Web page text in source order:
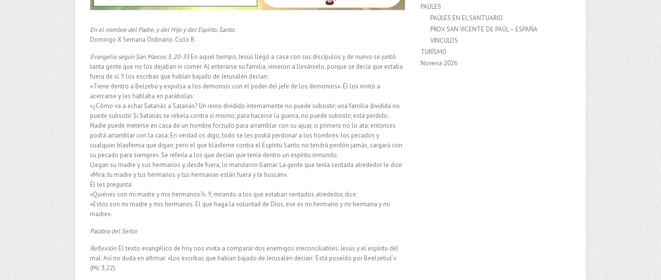
En el nombre del Padre, y del Hijo y del Espíritu Santo.
Domingo X Semana Ordinario. Ciclo B
Evangelio según San Marcos 3, 20-35En aquel tiempo, Jesús llegó a casa con sus discípulos y de nuevo se juntó
tanta gente que no los dejaban ni comer. Al enterarse su familia, vinieron a llevárselo, porque se decía que estaba
fuera de sí. Y los escribas que habían bajado de Jerusalén decían:
«Tiene dentro a Belzebú y expulsa a los demonios con el poder del jefe de los demonios». Él los invitó a
acercarse y les hablaba en parábolas:
«¿Cómo va a echar Satanás a Satanás? Un reino dividido internamente no puede subsistir; una familia dividida no
puede subsistir. Si Satanás se rebela contra sí mismo, para hacerse la guerra, no puede subsistir, está perdido.
Nadie puede meterse en casa de un hombre forzudo para arramblar con su ajuar, si primero no lo ata; entonces
podrá arramblar con la casa. En verdad os digo, todo se les podrá perdonar a los hombres: los pecados y
cualquier blasfemia que digan; pero el que blasfeme contra el Espíritu Santo no tendrá perdón jamás, cargará con
su pecado para siempre». Se refería a los que decían que tenía dentro un espíritu inmundo.
Llegan su madre y sus hermanos y, desde fuera, lo mandaron llamar. La gente que tenía sentada alrededor le dice:
«Mira, tu madre y tus hermanos y tus hermanas están fuera y te buscan».
Él les pregunta:
«Quiénes son mi madre y mis hermanos?». Y, mirando a los que estaban sentados alrededor, dice:
«Estos son mi madre y mis hermanos. El que haga la voluntad de Dios, ese es mi hermano y mi hermana y mi
madre».
Palabra del Señor
Reflexión. El texto evangélico de hoy nos invita a comparar dos enemigos irreconciliables: Jesús y el espíritu del
mal. Así no duda en afirmar: «Los escribas que habían bajado de Jerusalén decían: ‘Está poseído por Beelzebul’»
(Mc 3,22).
PAÚLES
PAÚLES EN EL SANTUARIO
PROV. SAN VICENTE DE PAÚL – ESPAÑA
VINCULOS
TURÍSMO
Novena 2026